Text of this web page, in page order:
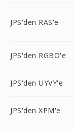
JPS'den RAS'e
JPS'den RGBO'e
JPS'den UYVY'e
JPS'den XPM'e